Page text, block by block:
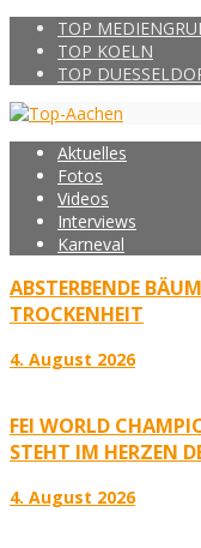
TOP
TOP KOELN
TOP
Aktuelles
Fotos
Videos
Interviews
Karneval
ABSTERBENDE
TROCKENHEIT
4. August 2026
FEI WORLD
STEHT IM HERZEN
4. August 2026